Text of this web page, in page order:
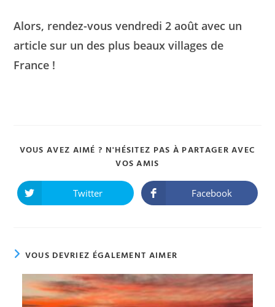
Alors, rendez-vous vendredi 2 août avec un
article sur un des plus beaux villages de
France !
VOUS AVEZ AIMÉ ? N'HÉSITEZ PAS À PARTAGER AVEC
VOS AMIS
CONTENU
Ouvrir
dans
Twitter Ouvrir
dans
Facebook
VOUS DEVRIEZ ÉGALEMENT AIMER